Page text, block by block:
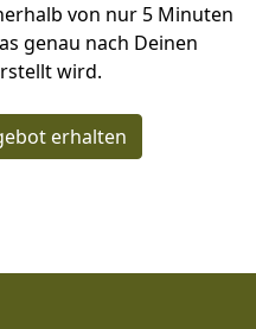
von nur 5 Minuten
genau nach Deinen
wird.
erhalten